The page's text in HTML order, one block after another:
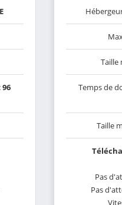
96
Taille
Temps de
Taille
Pas
Pas